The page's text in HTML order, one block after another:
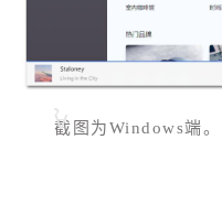
截图为Windows端。